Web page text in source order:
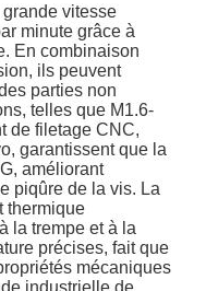
vitesse
minute grâce à
En combinaison
ils peuvent
parties non
telles que M1.6-
de filetage CNC,
garantissent que la
améliorant
piqûre de la vis. La
thermique
la trempe et à la
précises, fait que
mécaniques